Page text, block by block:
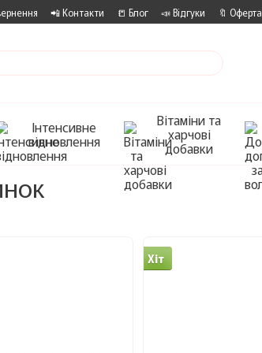
📲 Контакти 📒 Блог 📣 Відгуки 🔖 Оферта
Інтенсивне
відновлення
Вітаміни та
харчові
добавки
Хіт